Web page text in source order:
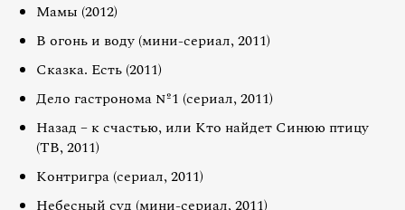
Мамы (2012)
В огонь и воду (мини-сериал, 2011)
Сказка. Есть (2011)
Дело гастронома №1 (сериал, 2011)
Назад – к счастью, или Кто найдет Синюю птицу
(ТВ, 2011)
Контригра (сериал, 2011)
Небесный суд (мини-сериал, 2011)